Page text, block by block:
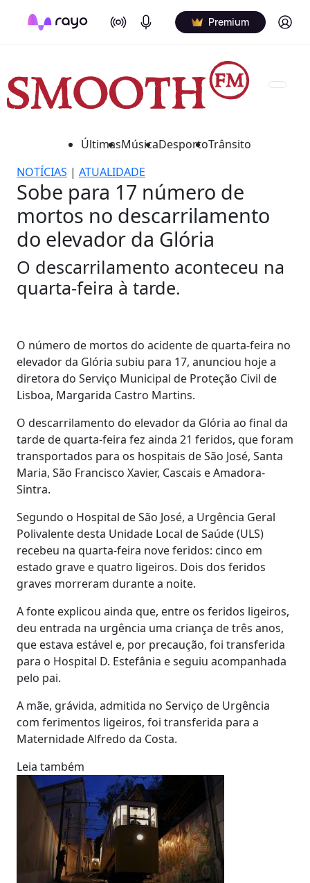
On Air Podcasts Premium Log in
ÚltimasMúsicaDesportoTrânsito
NOTÍCIAS | ATUALIDADE
Sobe para 17 número de
mortos no descarrilamento
do elevador da Glória
O descarrilamento aconteceu na
quarta-feira à tarde.
O número de mortos do acidente de quarta-feira no
elevador da Glória subiu para 17, anunciou hoje a
diretora do Serviço Municipal de Proteção Civil de
Lisboa, Margarida Castro Martins.
O descarrilamento do elevador da Glória ao final da
tarde de quarta-feira fez ainda 21 feridos, que foram
transportados para os hospitais de São José, Santa
Maria, São Francisco Xavier, Cascais e Amadora-
Sintra.
Segundo o Hospital de São José, a Urgência Geral
Polivalente desta Unidade Local de Saúde (ULS)
recebeu na quarta-feira nove feridos: cinco em
estado grave e quatro ligeiros. Dois dos feridos
graves morreram durante a noite.
A fonte explicou ainda que, entre os feridos ligeiros,
deu entrada na urgência uma criança de três anos,
que estava estável e, por precaução, foi transferida
para o Hospital D. Estefânia e seguiu acompanhada
pelo pai.
A mãe, grávida, admitida no Serviço de Urgência
com ferimentos ligeiros, foi transferida para a
Maternidade Alfredo da Costa.
Leia também